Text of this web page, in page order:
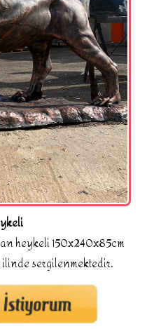
heykeli 150x240x85cm
sergilenmektedir.